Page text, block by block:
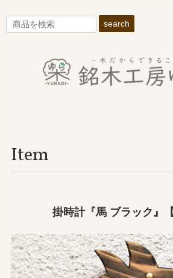
search
Item
掛時計『馬 ブラック』【